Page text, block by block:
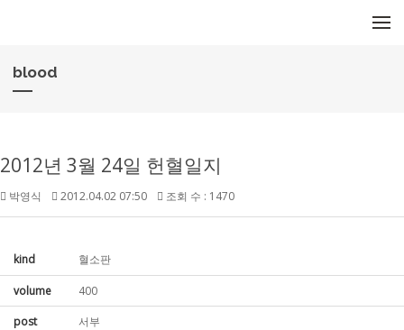
blood
2012년 3월 24일 헌혈일지
박영식 2012.04.02 07:50 조회 수 : 1470
kind 혈소판
volume
400
post
서부